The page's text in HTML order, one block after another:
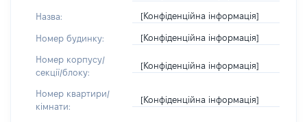
Назва: [Конфіденційна інформація]
Номер будинку: [Конфіденційна інформація]
Номер корпусу/
секції/блоку:
[Конфіденційна інформація]
Номер квартири/
кімнати:
[Конфіденційна інформація]